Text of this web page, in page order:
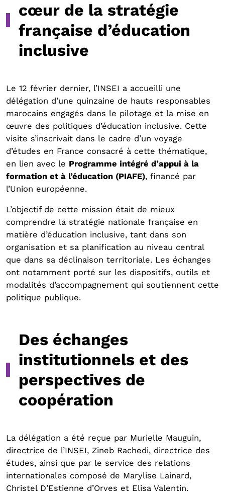
cœur de la stratégie
française d’éducation
inclusive
Le 12 février dernier, l’INSEI a accueilli une
délégation d’une quinzaine de hauts responsables
marocains engagés dans le pilotage et la mise en
œuvre des politiques d’éducation inclusive. Cette
visite s’inscrivait dans le cadre d’un voyage
d’études en France consacré à cette thématique,
en lien avec le Programme intégré d’appui à la
formation et à l’éducation (PIAFE), financé par
l’Union européenne.
L’objectif de cette mission était de mieux
comprendre la stratégie nationale française en
matière d’éducation inclusive, tant dans son
organisation et sa planification au niveau central
que dans sa déclinaison territoriale. Les échanges
ont notamment porté sur les dispositifs, outils et
modalités d’accompagnement qui soutiennent cette
politique publique.
Des échanges
institutionnels et des
perspectives de
coopération
La délégation a été reçue par Murielle Mauguin,
directrice de l’INSEI, Zineb Rachedi, directrice des
études, ainsi que par le service des relations
internationales composé de Marylise Lainard,
Christel D’Estienne d’Orves et Elisa Valentin.